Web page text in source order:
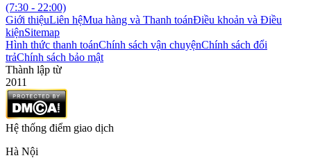
(7:30 - 22:00)
Giới thiệuLiên hệMua hàng và Thanh toánĐiều khoản và Điều
kiệnSitemap
Hình thức thanh toánChính sách vận chuyệnChính sách đổi
trảChính sách bảo mật
Thành lập từ
2011
Hệ thống điểm giao dịch
Hà Nội